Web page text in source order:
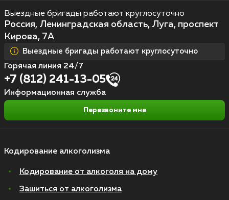
Кодирование алкоголизма
Кодирование от алкоголя на дому
Зашиться от алкоголизма
Выездные бригады работают круглосуточно
Россия, Ленинградская область, Луга, проспект
Кирова, 7А
Выездные бригады работают круглосуточно
Горячая линия 24/7
+7 (812) 241-13-05
Информационная служба
Перезвоните мне